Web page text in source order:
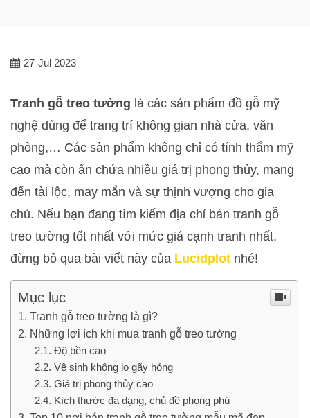
27 Jul 2023
Tranh gỗ treo tường là các sản phẩm đồ gỗ mỹ
nghệ dùng để trang trí không gian nhà cửa, văn
phòng,… Các sản phẩm không chỉ có tính thẩm mỹ
cao mà còn ẩn chứa nhiều giá trị phong thủy, mang
đến tài lộc, may mắn và sự thịnh vượng cho gia
chủ. Nếu bạn đang tìm kiếm địa chỉ bán tranh gỗ
treo tường tốt nhất với mức giá cạnh tranh nhất,
đừng bỏ qua bài viết này của Lucidplot nhé!
Mục lục
Tranh gỗ treo tường là gì?
Những lợi ích khi mua tranh gỗ treo tường
Độ bền cao
Vệ sinh không lo gãy hỏng
Giá trị phong thủy cao
Kích thước đa dạng, chủ đề phong phú